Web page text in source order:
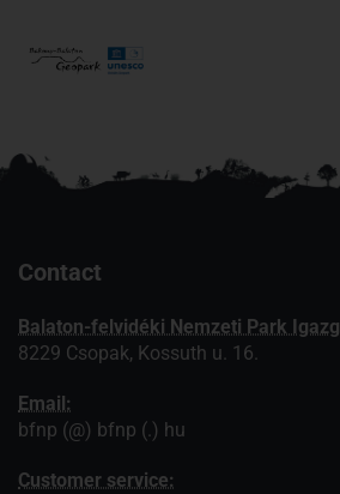
Contact
Balaton-felvidéki Nemzeti Park
8229 Csopak, Kossuth u. 16.
Email:
bfnp (@) bfnp (.) hu
Customer service: